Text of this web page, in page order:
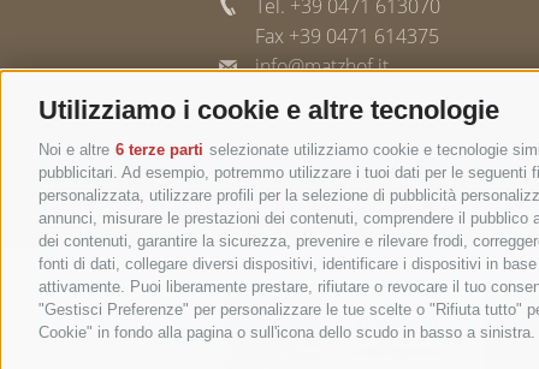
Utilizziamo i cookie e altre tecnologie
Noi e altre 6 terze parti selezionate utilizziamo cookie e tecnologie
pubblicitari. Ad esempio, potremmo utilizzare i tuoi dati per le
personalizzata, utilizzare profili per la selezione di pubblicità
annunci, misurare le prestazioni dei contenuti, comprendere il
dei contenuti, garantire la sicurezza, prevenire e rilevare frodi,
fonti di dati, collegare diversi dispositivi, identificare i dispositivi in
attivamente. Puoi liberamente prestare, rifiutare o revocare il tuo
"Gestisci Preferenze" per personalizzare le tue scelte o "Rifiuta tutto"
Cookie" in fondo alla pagina o sull'icona dello scudo in basso a
Tel. +39 0471 613070
Fax +39 0471 614375
info@matzhof.it
CREDITS MAPPA DEL SITO COOKIE POLICY